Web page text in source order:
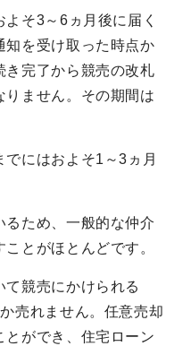
そ3～6ヵ月後に届く
知を受け取った時点か
き完了から競売の改札
りません。その期間は
にはおよそ1～3ヵ月
ため、一般的な仲介
とがほとんどです。
て競売にかけられる
売れません。任意売却
とができ、住宅ローン